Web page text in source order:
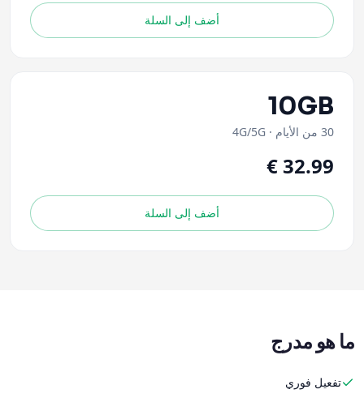
أضف إلى السلة
10GB
30 من الأيام ·
4G/5G
أضف إلى السلة
ما هو مدرج
تفعيل فوري